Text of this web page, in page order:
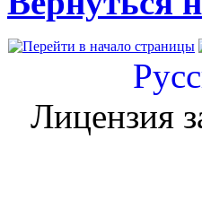
Лицензия